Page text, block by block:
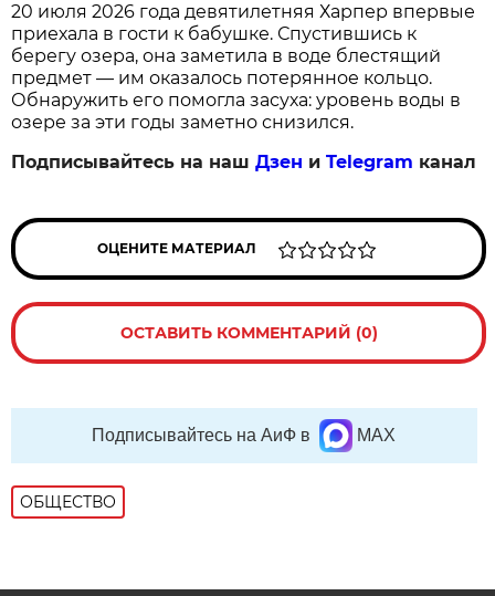
20 июля 2026 года девятилетняя Харпер впервые
приехала в гости к бабушке. Спустившись к
берегу озера, она заметила в воде блестящий
предмет — им оказалось потерянное кольцо.
Обнаружить его помогла засуха: уровень воды в
озере за эти годы заметно снизился.
Подписывайтесь на нашДзен иTelegram канал
ОЦЕНИТЕ МАТЕРИАЛ
ОСТАВИТЬ КОММЕНТАРИЙ (0)
Подписывайтесь на АиФ в MAX
ОБЩЕСТВО